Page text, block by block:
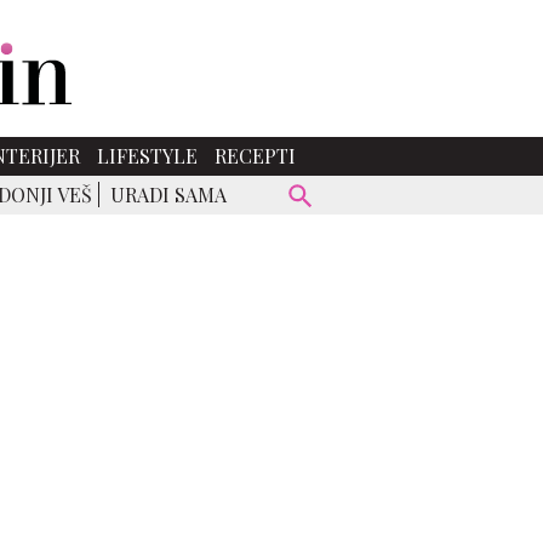
LIFESTYLE
RECEPTI
DONJI VEŠ URADI SAMA